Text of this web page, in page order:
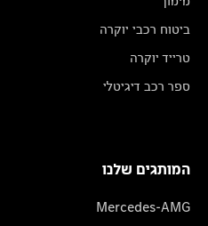
ביטוח רכבי יוקרה
טרייד יוקרה
ספר רכב דיגיטלי
המותגים שלנו
Mercedes-AMG